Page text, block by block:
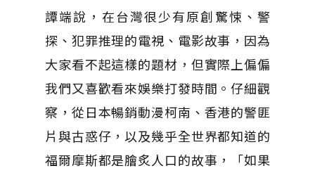
譚端說，在台灣很少有原創驚悚、警
探、犯罪推理的電視、電影故事，因為
大家看不起這樣的題材，但實際上偏偏
我們又喜歡看來娛樂打發時間。仔細觀
察，從日本暢銷動漫柯南、香港的警匪
片與古惑仔，以及幾乎全世界都知道的
福爾摩斯都是膾炙人口的故事，「如果